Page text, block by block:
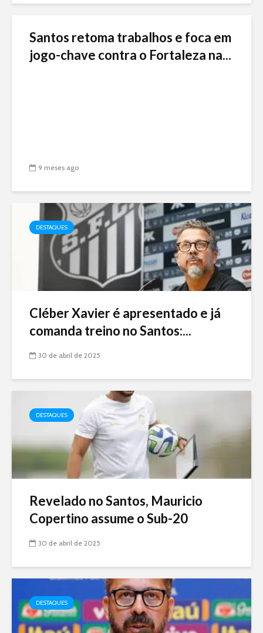
Santos retoma trabalhos e foca em
jogo-chave contra o Fortaleza na...
9 meses ago
DESTAQUES
Cléber Xavier é apresentado e já
comanda treino no Santos:...
30 de abril de 2025
DESTAQUES
Revelado no Santos, Mauricio
Copertino assume o Sub-20
30 de abril de 2025
DESTAQUES